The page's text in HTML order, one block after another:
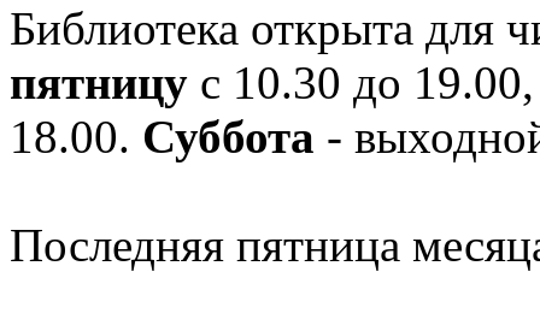
Библиотека открыта для
пятницу с 10.30 до
18.00. Суббота -
Последняя пятница